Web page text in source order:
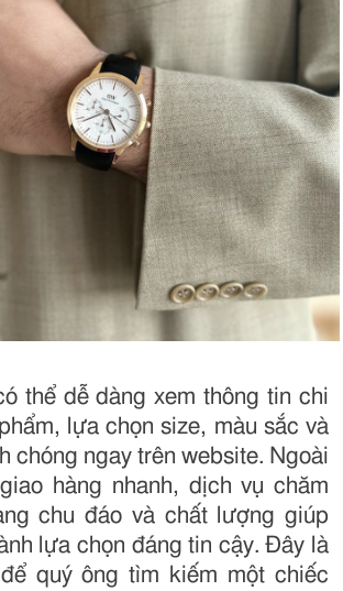
thể dễ dàng xem thông tin chi
lựa chọn size, màu sắc và
chóng ngay trên website. Ngoài
hàng nhanh, dịch vụ chăm
chu đáo và chất lượng giúp
lựa chọn đáng tin cậy. Đây là
quý ông tìm kiếm một chiếc